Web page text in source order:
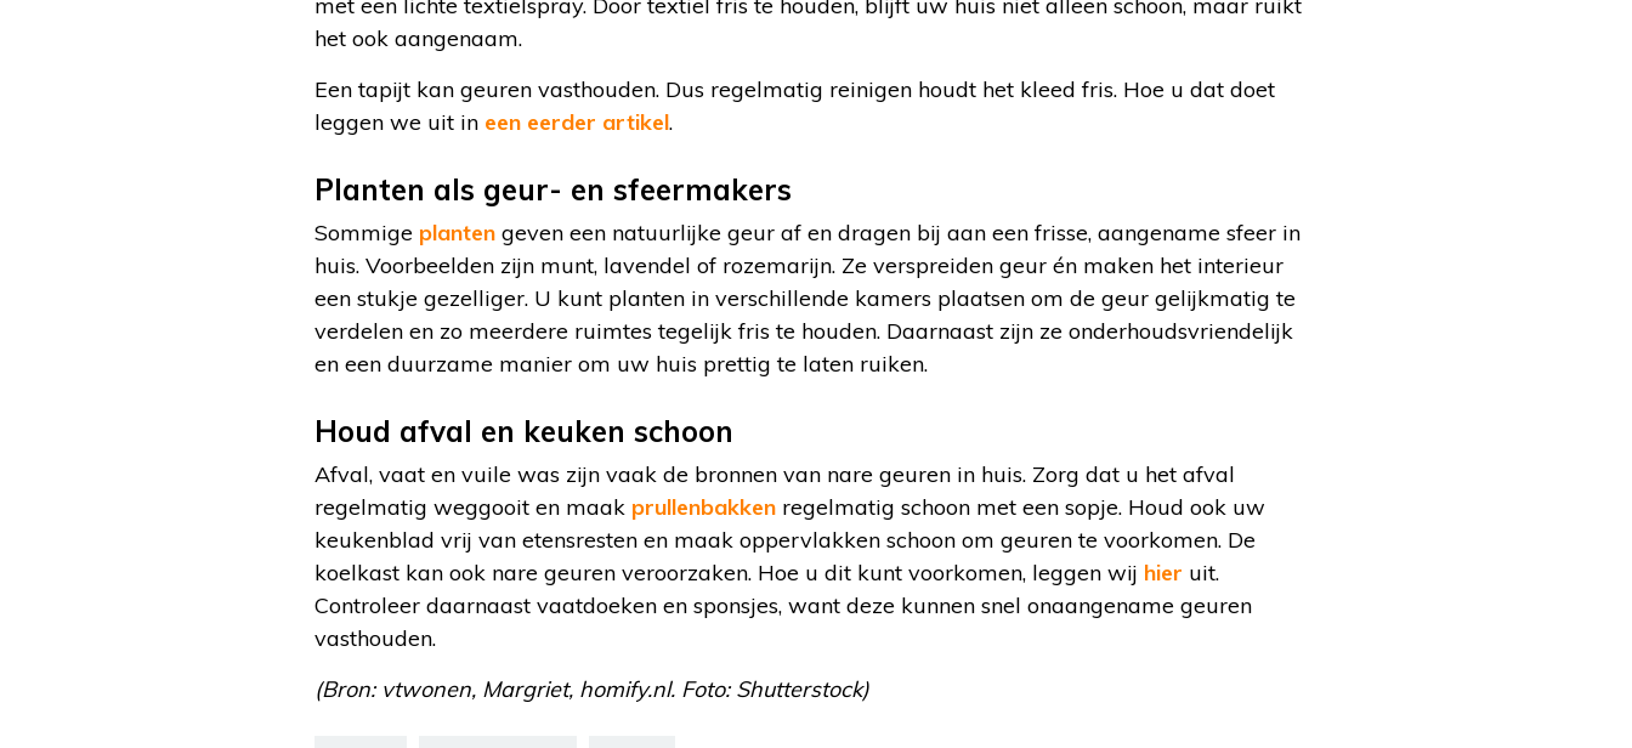
met een lichte textielspray. Door textiel fris te houden, blijft uw huis niet alleen schoon, maar ruikt
het ook aangenaam.
Een tapijt kan geuren vasthouden. Dus regelmatig reinigen houdt het kleed fris. Hoe u dat doet
leggen we uit in een eerder artikel.
Planten als geur- en sfeermakers
Sommige planten geven een natuurlijke geur af en dragen bij aan een frisse, aangename sfeer in
huis. Voorbeelden zijn munt, lavendel of rozemarijn. Ze verspreiden geur én maken het interieur
een stukje gezelliger. U kunt planten in verschillende kamers plaatsen om de geur gelijkmatig te
verdelen en zo meerdere ruimtes tegelijk fris te houden. Daarnaast zijn ze onderhoudsvriendelijk
en een duurzame manier om uw huis prettig te laten ruiken.
Houd afval en keuken schoon
Afval, vaat en vuile was zijn vaak de bronnen van nare geuren in huis. Zorg dat u het afval
regelmatig weggooit en maak prullenbakken regelmatig schoon met een sopje. Houd ook uw
keukenblad vrij van etensresten en maak oppervlakken schoon om geuren te voorkomen. De
koelkast kan ook nare geuren veroorzaken. Hoe u dit kunt voorkomen, leggen wij hier uit.
Controleer daarnaast vaatdoeken en sponsjes, want deze kunnen snel onaangename geuren
vasthouden.
(Bron: vtwonen, Margriet, homify.nl. Foto: Shutterstock)